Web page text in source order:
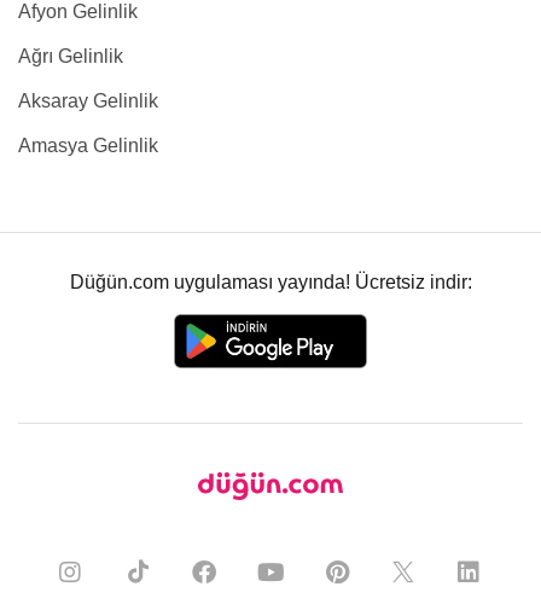
Afyon Gelinlik
Ağrı Gelinlik
Aksaray Gelinlik
Amasya Gelinlik
Düğün.com uygulaması yayında! Ücretsiz indir: